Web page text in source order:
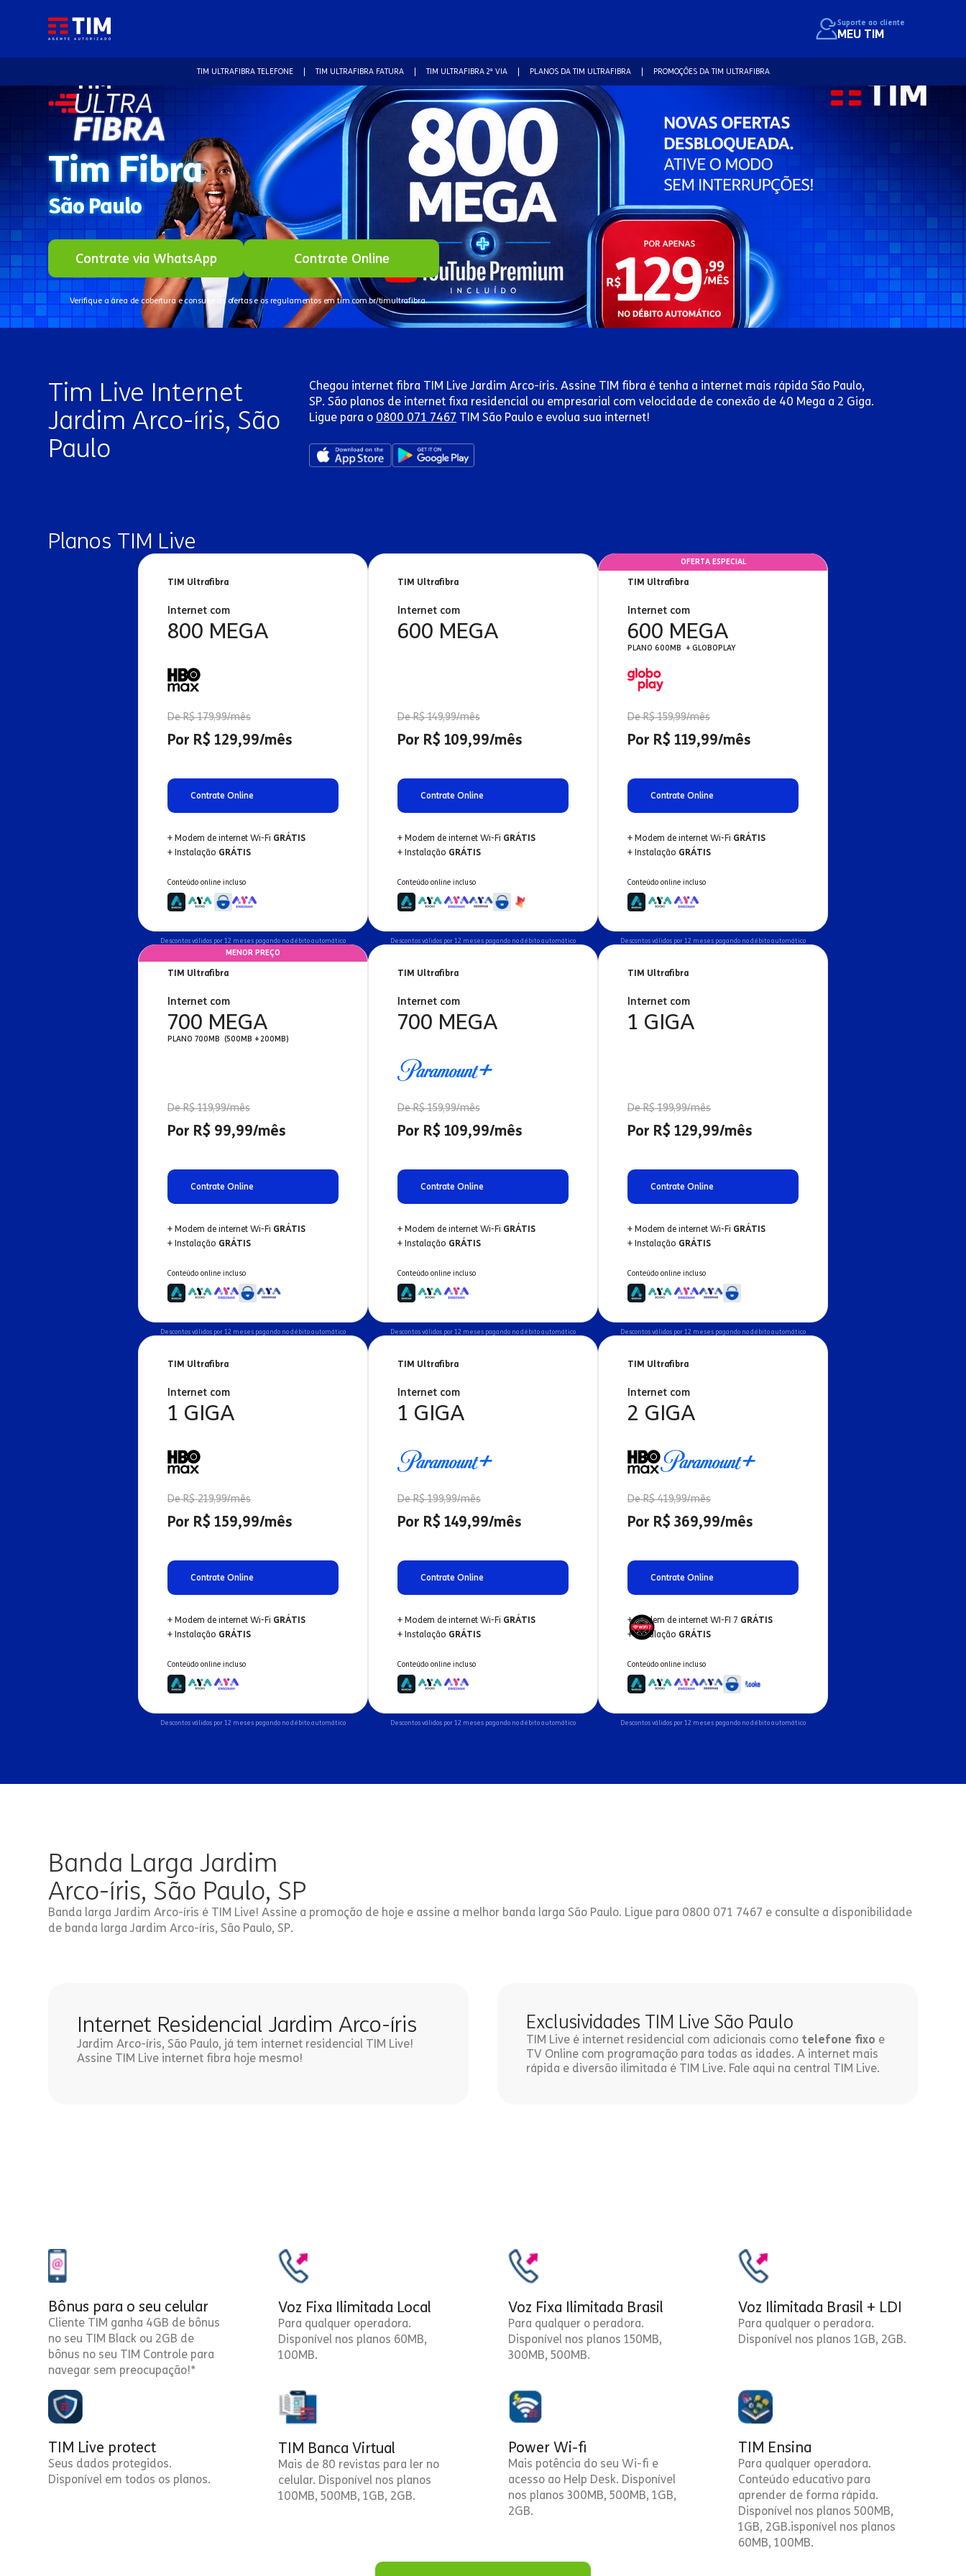
Suporte ao cliente
MEU TIM
TIM ULTRAFIBRA TELEFONE TIM ULTRAFIBRA FATURA TIM ULTRAFIBRA 2ª VIA PLANOS DA TIM ULTRAFIBRA PROMOÇÕES DA TIM ULTRAFIBRA
Tim Fibra
São Paulo
Contrate via WhatsApp Contrate Online
Verifique a área de cobertura e consulte as ofertas e os regulamentos em tim.com.br/timultrafibra.
Tim Live Internet
Jardim Arco-íris, São
Paulo
Chegou internet fibra TIM Live Jardim Arco-íris. Assine TIM fibra é tenha a internet mais rápida São Paulo,
SP. São planos de internet fixa residencial ou empresarial com velocidade de conexão de 40 Mega a 2 Giga.
Ligue para o 0800 071 7467 TIM São Paulo e evolua sua internet!
Planos TIM Live
TIM Ultrafibra
Internet com
800 MEGA
De R$ 179,99/mês
Por R$ 129,99/mês
Contrate Online
+ Modem de internet Wi-Fi GRÁTIS
+ Instalação GRÁTIS
Conteúdo online incluso
Descontos válidos por 12 meses pagando no débito automático
TIM Ultrafibra
Internet com
600 MEGA
De R$ 149,99/mês
Por R$ 109,99/mês
Contrate Online
+ Modem de internet Wi-Fi GRÁTIS
+ Instalação GRÁTIS
Conteúdo online incluso
Descontos válidos por 12 meses pagando no débito automático
TIM Ultrafibra
Internet com
600 MEGA
PLANO 600MB + GLOBOPLAY
De R$ 159,99/mês
Por R$ 119,99/mês
Contrate Online
+ Modem de internet Wi-Fi GRÁTIS
+ Instalação GRÁTIS
Conteúdo online incluso
OFERTA ESPECIAL
Descontos válidos por 12 meses pagando no débito automático
TIM Ultrafibra
Internet com
700 MEGA
PLANO 700MB (500MB + 200MB)
De R$ 119,99/mês
Por R$ 99,99/mês
Contrate Online
+ Modem de internet Wi-Fi GRÁTIS
+ Instalação GRÁTIS
Conteúdo online incluso
MENOR PREÇO
Descontos válidos por 12 meses pagando no débito automático
TIM Ultrafibra
Internet com
700 MEGA
De R$ 159,99/mês
Por R$ 109,99/mês
Contrate Online
+ Modem de internet Wi-Fi GRÁTIS
+ Instalação GRÁTIS
Conteúdo online incluso
Descontos válidos por 12 meses pagando no débito automático
TIM Ultrafibra
Internet com
1 GIGA
De R$ 199,99/mês
Por R$ 129,99/mês
Contrate Online
+ Modem de internet Wi-Fi GRÁTIS
+ Instalação GRÁTIS
Conteúdo online incluso
Descontos válidos por 12 meses pagando no débito automático
TIM Ultrafibra
Internet com
1 GIGA
De R$ 219,99/mês
Por R$ 159,99/mês
Contrate Online
+ Modem de internet Wi-Fi GRÁTIS
+ Instalação GRÁTIS
Conteúdo online incluso
Descontos válidos por 12 meses pagando no débito automático
TIM Ultrafibra
Internet com
1 GIGA
De R$ 199,99/mês
Por R$ 149,99/mês
Contrate Online
+ Modem de internet Wi-Fi GRÁTIS
+ Instalação GRÁTIS
Conteúdo online incluso
Descontos válidos por 12 meses pagando no débito automático
TIM Ultrafibra
Internet com
2 GIGA
De R$ 419,99/mês
Por R$ 369,99/mês
Contrate Online
+ Modem de internet WI-FI 7 GRÁTIS
+ Instalação GRÁTIS
Conteúdo online incluso
Descontos válidos por 12 meses pagando no débito automático
Banda Larga Jardim
Arco-íris, São Paulo, SP
Banda larga Jardim Arco-íris é TIM Live! Assine a promoção de hoje e assine a melhor banda larga São Paulo. Ligue para 0800 071 7467 e consulte a disponibilidade
de banda larga Jardim Arco-íris, São Paulo, SP.
Internet Residencial Jardim Arco-íris
Jardim Arco-íris, São Paulo, já tem internet residencial TIM Live!
Assine TIM Live internet fibra hoje mesmo!
Exclusividades TIM Live São Paulo
TIM Live é internet residencial com adicionais como telefone fixo e
TV Online com programação para todas as idades. A internet mais
rápida e diversão ilimitada é TIM Live. Fale aqui na central TIM Live.
Bônus para o seu celular
Cliente TIM ganha 4GB de bônus
no seu TIM Black ou 2GB de
bônus no seu TIM Controle para
navegar sem preocupação!*
Voz Fixa Ilimitada Local
Para qualquer operadora.
Disponível nos planos 60MB,
100MB.
Voz Fixa Ilimitada Brasil
Para qualquer o peradora.
Disponível nos planos 150MB,
300MB, 500MB.
Voz Ilimitada Brasil + LDI
Para qualquer o peradora.
Disponível nos planos 1GB, 2GB.
TIM Live protect
Seus dados protegidos.
Disponível em todos os planos.
TIM Banca Virtual
Mais de 80 revistas para ler no
celular. Disponível nos planos
100MB, 500MB, 1GB, 2GB.
Power Wi-fi
Mais potência do seu Wi-fi e
acesso ao Help Desk. Disponível
nos planos 300MB, 500MB, 1GB,
2GB.
TIM Ensina
Para qualquer operadora.
Conteúdo educativo para
aprender de forma rápida.
Disponível nos planos 500MB,
1GB, 2GB.isponível nos planos
60MB, 100MB.